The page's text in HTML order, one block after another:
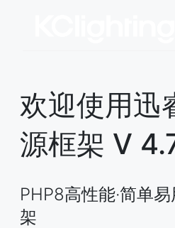
欢迎使用迅
源框架 V
PHP8高性能·简单
架